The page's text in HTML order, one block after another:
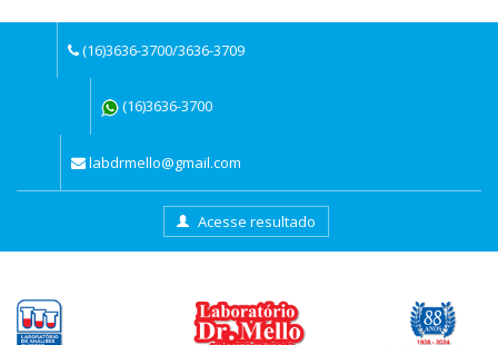
(16)3636-3700/3636-3709
(16)3636-3700
labdrmello@gmail.com
Acesse resultado